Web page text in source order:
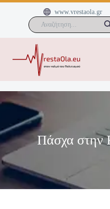

 www.vrestaola.gr
Πάσχα στην